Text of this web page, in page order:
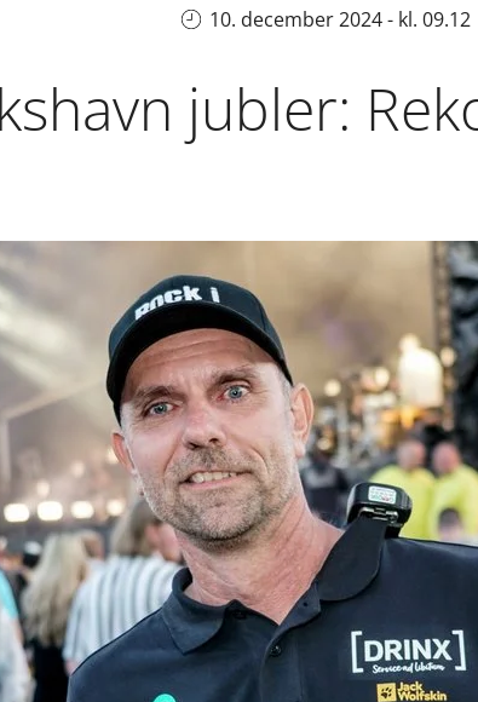
10. december 2024 - kl. 09.12
jubler: